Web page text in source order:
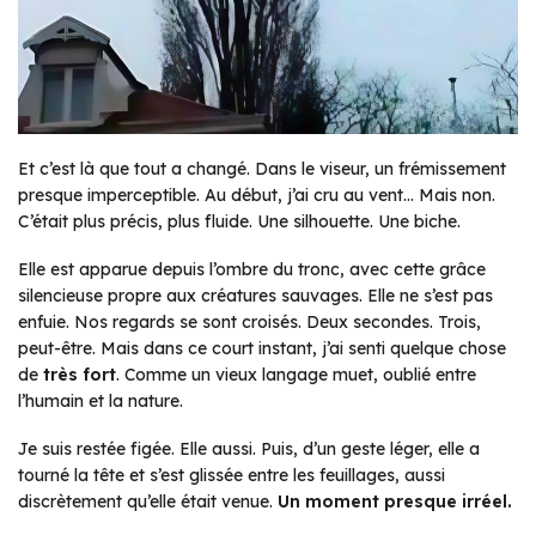
Et c’est là que tout a changé. Dans le viseur, un frémissement
presque imperceptible. Au début, j’ai cru au vent… Mais non.
C’était plus précis, plus fluide. Une silhouette. Une biche.
Elle est apparue depuis l’ombre du tronc, avec cette grâce
silencieuse propre aux créatures sauvages. Elle ne s’est pas
enfuie. Nos regards se sont croisés. Deux secondes. Trois,
peut-être. Mais dans ce court instant, j’ai senti quelque chose
de très fort. Comme un vieux langage muet, oublié entre
l’humain et la nature.
Je suis restée figée. Elle aussi. Puis, d’un geste léger, elle a
tourné la tête et s’est glissée entre les feuillages, aussi
discrètement qu’elle était venue. Un moment presque irréel.